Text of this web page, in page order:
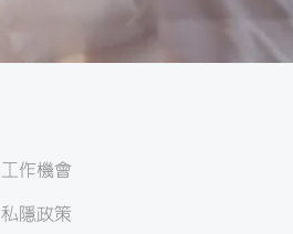
工作機會
私隱政策